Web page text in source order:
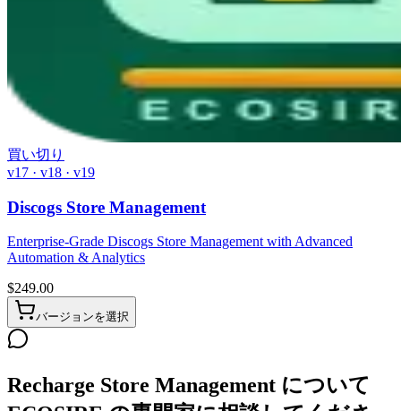
買い切り
v17 · v18 · v19
Discogs Store Management
Enterprise-Grade Discogs Store Management with Advanced
Automation & Analytics
$249.00
バージョンを選択
Recharge Store Management について